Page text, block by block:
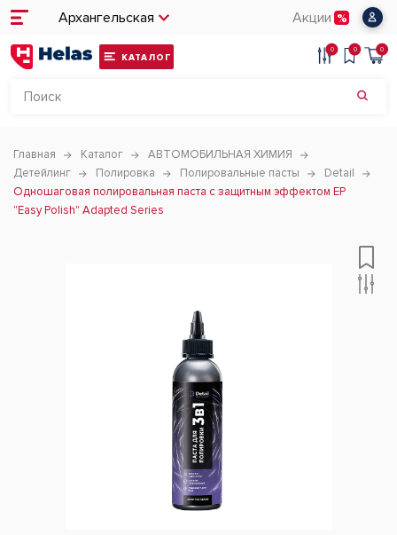
Архангельская Акции
КАТАЛОГ
0 0 0
Главная Каталог
АВТОМОБИЛЬНАЯ ХИМИЯ
Детейлинг
Полировка Полировальные пасты
Detail
Одношаговая полировальная паста с защитным эффектом EP
"Easy Polish" Adapted Series